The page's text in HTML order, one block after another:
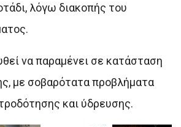
λόγω διακοπής του
να παραμένει σε κατάσταση
με σοβαρότατα προβλήματα
και ύδρευσης.